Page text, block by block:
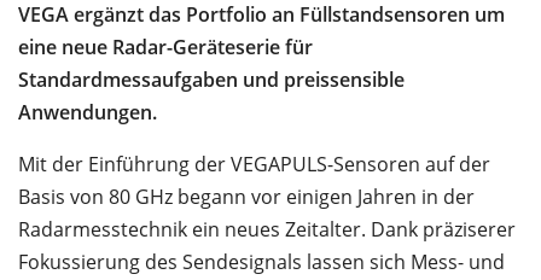
VEGA ergänzt das Portfolio an Füllstandsensoren um
eine neue Radar-Geräteserie für
Standardmessaufgaben und preissensible
Anwendungen.
Mit der Einführung der VEGAPULS-Sensoren auf der
Basis von 80 GHz begann vor einigen Jahren in der
Radarmesstechnik ein neues Zeitalter. Dank präziserer
Fokussierung des Sendesignals lassen sich Mess- und